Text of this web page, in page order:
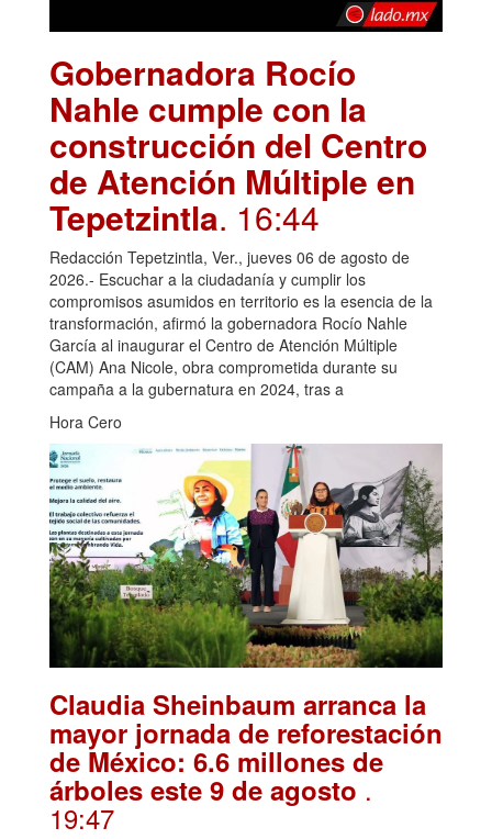
Gobernadora Rocío
Nahle cumple con la
construcción del Centro
de Atención Múltiple en
Tepetzintla. 16:44
Redacción Tepetzintla, Ver., jueves 06 de agosto de
2026.- Escuchar a la ciudadanía y cumplir los
compromisos asumidos en territorio es la esencia de la
transformación, afirmó la gobernadora Rocío Nahle
García al inaugurar el Centro de Atención Múltiple
(CAM) Ana Nicole, obra comprometida durante su
campaña a la gubernatura en 2024, tras a
Hora Cero
Claudia Sheinbaum arranca la
mayor jornada de reforestación
de México: 6.6 millones de
árboles este 9 de agosto .
19:47